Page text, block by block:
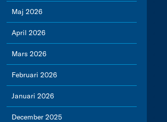
Maj 2026
April 2026
Mars 2026
Februari 2026
Januari 2026
December 2025